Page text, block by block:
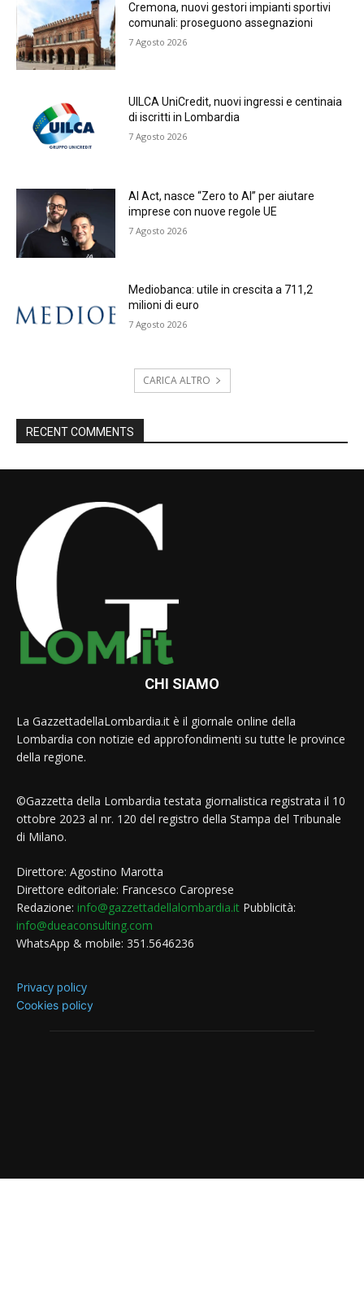
Cremona, nuovi gestori impianti sportivi
comunali: proseguono assegnazioni
7 Agosto 2026
UILCA UniCredit, nuovi ingressi e centinaia
di iscritti in Lombardia
7 Agosto 2026
AI Act, nasce “Zero to AI” per aiutare
imprese con nuove regole UE
7 Agosto 2026
Mediobanca: utile in crescita a 711,2
milioni di euro
7 Agosto 2026
CARICA ALTRO
RECENT COMMENTS
CHI SIAMO
La GazzettadellaLombardia.it è il giornale online della
Lombardia con notizie ed approfondimenti su tutte le province
della regione.
©Gazzetta della Lombardia testata giornalistica registrata il 10
ottobre 2023 al nr. 120 del registro della Stampa del Tribunale
di Milano.
Direttore: Agostino Marotta
Direttore editoriale: Francesco Caroprese
Redazione: info@gazzettadellalombardia.it Pubblicità:
info@dueaconsulting.com
WhatsApp & mobile: 351.5646236
Privacy policy
Cookies policy